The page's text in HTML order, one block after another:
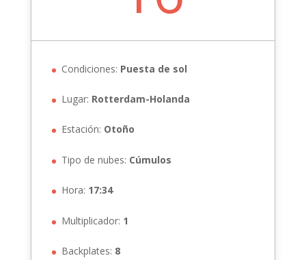
Condiciones: Puesta de sol
Lugar: Rotterdam-Holanda
Estación: Otoño
Tipo de nubes: Cúmulos
Hora: 17:34
Multiplicador: 1
Backplates: 8